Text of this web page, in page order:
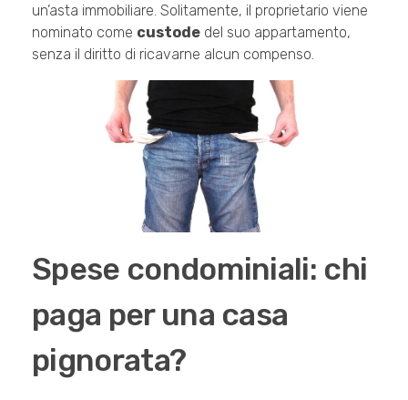
un’asta immobiliare. Solitamente, il proprietario viene
nominato come custode del suo appartamento,
senza il diritto di ricavarne alcun compenso.
Spese condominiali: chi
paga per una casa
pignorata?